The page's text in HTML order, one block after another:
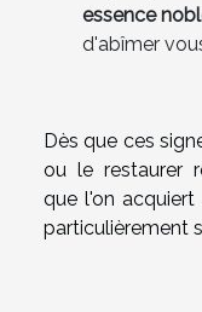
essence
d'abîmer
Dès que ces
ou le restaurer
que l'on acquiert
particulièrement